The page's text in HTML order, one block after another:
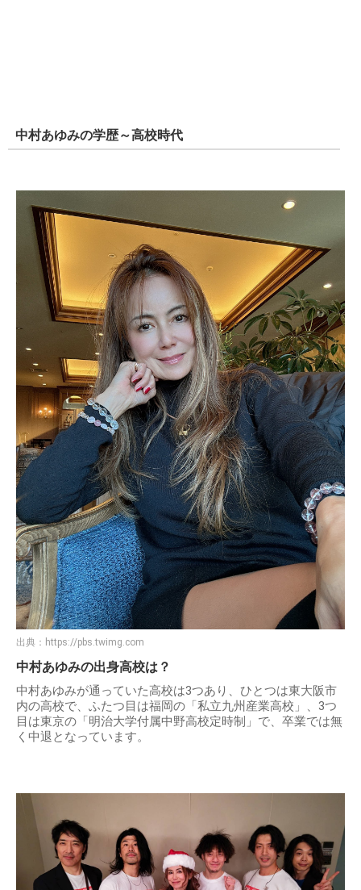
中村あゆみの学歴～高校時代
出典： https://pbs.twimg.com
中村あゆみの出身高校は？
中村あゆみが通っていた高校は3つあり、ひとつは東大阪市
内の高校で、ふたつ目は福岡の「私立九州産業高校」、3つ
目は東京の「明治大学付属中野高校定時制」で、卒業では無
く中退となっています。